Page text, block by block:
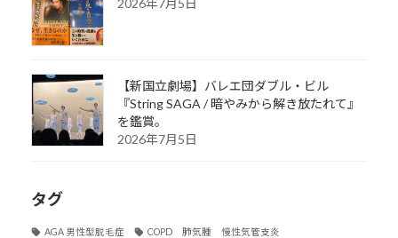
2026年7月5日
【新国立劇場】バレエ団ダブル・ビル
『String SAGA / 暗やみから解き放たれて』
を鑑賞。
2026年7月5日
タグ
AGA 男性型脱毛症 COPD 肺気腫 慢性気管支炎